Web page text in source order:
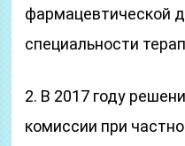
фармацевтической
специальности
2. В 2017 году
комиссии при